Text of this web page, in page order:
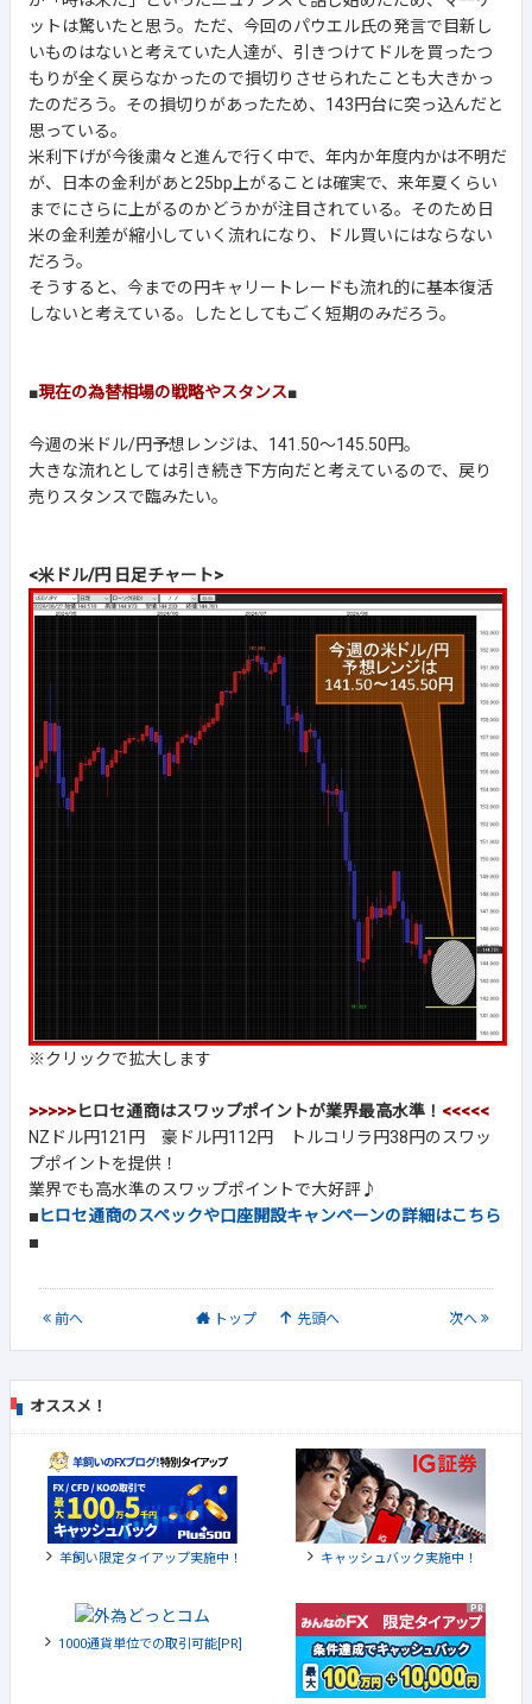
ットは驚いたと思う。ただ、今回のパウエル氏の発言で目新し
いものはないと考えていた人達が、引きつけてドルを買ったつ
もりが全く戻らなかったので損切りさせられたことも大きかっ
たのだろう。その損切りがあったため、143円台に突っ込んだと
思っている。
米利下げが今後粛々と進んで行く中で、年内か年度内かは不明だ
が、日本の金利があと25bp上がることは確実で、来年夏くらい
までにさらに上がるのかどうかが注目されている。そのため日
米の金利差が縮小していく流れになり、ドル買いにはならない
だろう。
そうすると、今までの円キャリートレードも流れ的に基本復活
しないと考えている。したとしてもごく短期のみだろう。
■現在の為替相場の戦略やスタンス■
今週の米ドル/円予想レンジは、141.50～145.50円。
大きな流れとしては引き続き下方向だと考えているので、戻り
売りスタンスで臨みたい。
<米ドル/円 日足チャート>
※クリックで拡大します
>>>>>ヒロセ通商はスワップポイントが業界最高水準！ <<<<<
NZドル円121円 豪ドル円112円 トルコリラ円38円のスワッ
プポイントを提供！
業界でも高水準のスワップポイントで大好評♪
■ヒロセ通商のスペックや口座開設キャンペーンの詳細はこちら
■
前へ トップ 先頭へ 次へ
オススメ！
羊飼い限定タイアップ実施中！ キャッシュバック実施中！
1000通貨単位での取引可能[PR]